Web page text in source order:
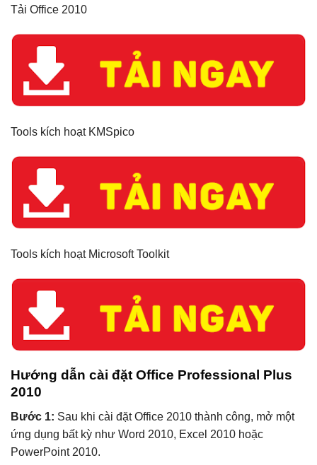
Tải Office 2010
Tools kích hoạt KMSpico
Tools kích hoạt Microsoft Toolkit
Hướng dẫn cài đặt Office Professional Plus
2010
Bước 1: Sau khi cài đặt Office 2010 thành công, mở một
ứng dụng bất kỳ như Word 2010, Excel 2010 hoặc
PowerPoint 2010.